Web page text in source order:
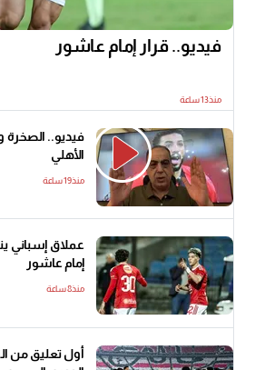
فيديو.. قرار إمام عاشور
منذ13 ساعة
فيديو.. الصخرة
الأهلي
منذ19 ساعة
عملاق إسباني
إمام عاشور
منذ8 ساعة
أول تعليق من